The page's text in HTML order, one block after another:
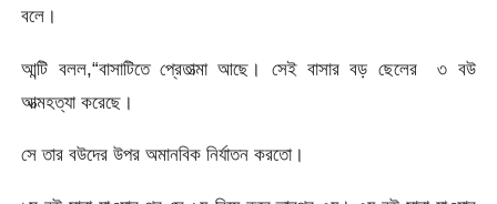
বলে।
আন্টি বলল,“বাসাটিতে প্রেতাত্মা আছে। সেই বাসার বড় ছেলের ৩ বউ
আত্মহত্যা করেছে।
সে তার বউদের উপর অমানবিক নির্যাতন করতো।